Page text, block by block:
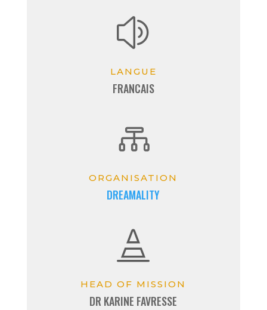
z
LANGUE
FRANCAIS

ORGANISATION
DREAMALITY

HEAD OF MISSION
DR KARINE FAVRESSE